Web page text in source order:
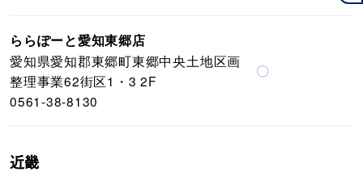
ららぽーと愛知東郷店
愛知県愛知郡東郷町東郷中央土地区画
整理事業62街区1・3 2F
0561-38-8130
〇
近畿